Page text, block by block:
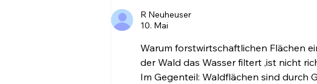
R Neuheuser
10. Mai
Warum forstwirtschaftlichen Flächen
der Wald das Wasser filtert ,ist nicht
Im Gegenteil: Waldflächen sind durch